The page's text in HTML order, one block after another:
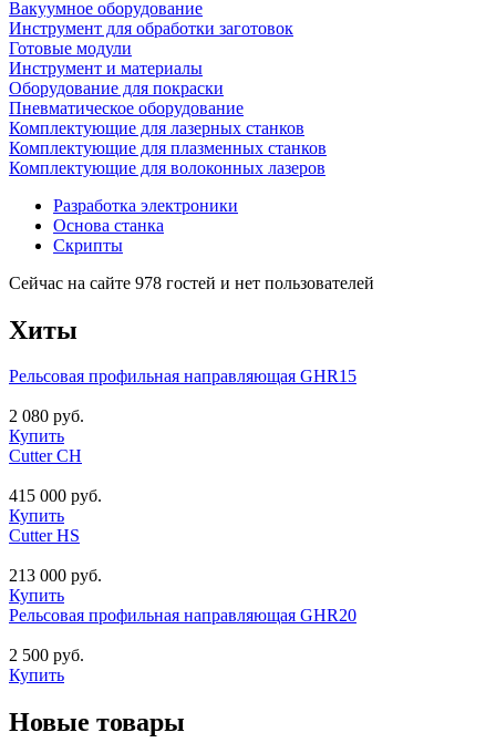
Вакуумное оборудование
Инструмент для обработки заготовок
Готовые модули
Инструмент и материалы
Оборудование для покраски
Пневматическое оборудование
Комплектующие для лазерных станков
Комплектующие для плазменных станков
Комплектующие для волоконных лазеров
Разработка электроники
Основа станка
Скрипты
Сейчас на сайте 978 гостей и нет пользователей
Хиты
Рельсовая профильная направляющая GHR15
2 080 руб.
Купить
Cutter CH
415 000 руб.
Купить
Cutter HS
213 000 руб.
Купить
Рельсовая профильная направляющая GHR20
2 500 руб.
Купить
Новые товары